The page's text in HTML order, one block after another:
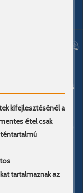
kifejlesztésénél a
étel csak
tartalmaznak az